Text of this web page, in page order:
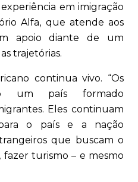
em imigração
Alfa, que atende aos
apoio diante de um
trajetórias.
continua vivo. “Os
um país formado
Eles continuam
o país e a nação
que buscam o
fazer turismo – e mesmo